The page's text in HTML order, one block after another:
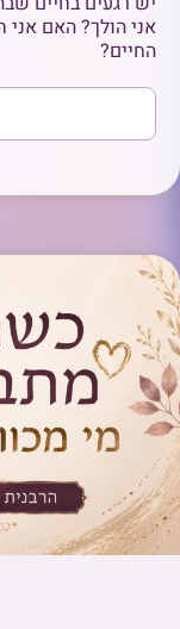
אני הולך? האם
החיים?